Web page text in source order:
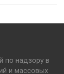
по надзору в
и массовых